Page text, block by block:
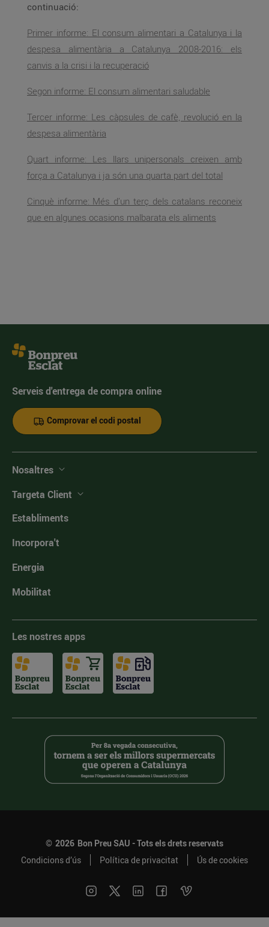
continuació:
Primer informe: El consum alimentari a Catalunya i la
despesa alimentària a Catalunya 2008-2016: els
canvis a la crisi i la recuperació
Segon informe: El consum alimentari saludable
Tercer informe: Les càpsules de cafè, revolució en la
despesa alimentària
Quart informe: Les llars unipersonals creixen amb
força a Catalunya i ja són una quarta part del total
Cinquè informe: Més d’un terç dels catalans reconeix
que en algunes ocasions malbarata els aliments
Serveis d'entrega de compra online
Comprovar el codi postal
Nosaltres
Targeta Client
Establiments
Incorpora't
Energia
Mobilitat
Les nostres apps
© 2026 Bon Preu SAU - Tots els drets reservats
Condicions d’ús
Política de privacitat Ús de cookies